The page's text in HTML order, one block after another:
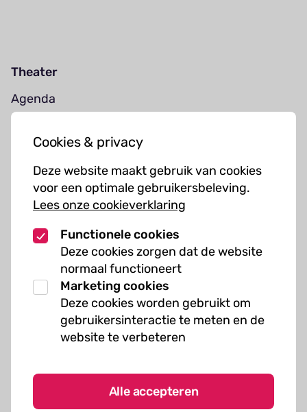
Cookies & privacy
Deze website maakt gebruik van cookies
voor een optimale gebruikersbeleving.
Lees onze cookieverklaring
Functionele cookies
Deze cookies zorgen dat de website
normaal functioneert
Marketing cookies
Deze cookies worden gebruikt om
gebruikersinteractie te meten en de
website te verbeteren
Alle accepteren
Theater
Agenda
Muziekcursussen
Kunst cursussen
Over ons
Organisatie
Werken bij Kielzog
Veelgestelde vragen